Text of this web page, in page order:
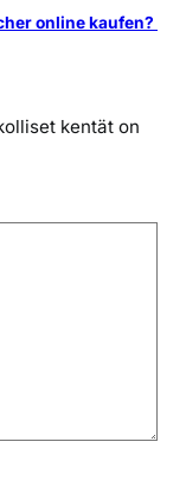
online kaufen?
kentät on